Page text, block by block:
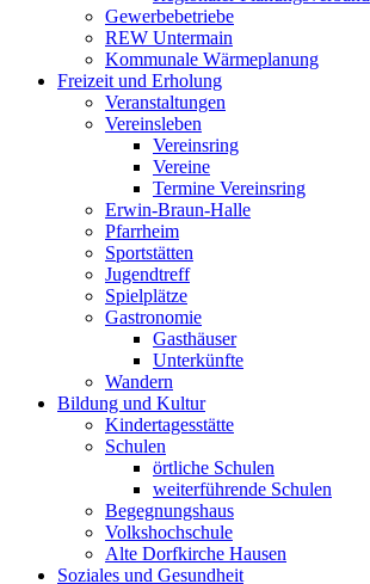
Gewerbebetriebe
REW Untermain
Kommunale Wärmeplanung
Freizeit und Erholung
Veranstaltungen
Vereinsleben
Vereinsring
Vereine
Termine Vereinsring
Erwin-Braun-Halle
Pfarrheim
Sportstätten
Jugendtreff
Spielplätze
Gastronomie
Gasthäuser
Unterkünfte
Wandern
Bildung und Kultur
Kindertagesstätte
Schulen
örtliche Schulen
weiterführende Schulen
Begegnungshaus
Volkshochschule
Alte Dorfkirche Hausen
Soziales und Gesundheit